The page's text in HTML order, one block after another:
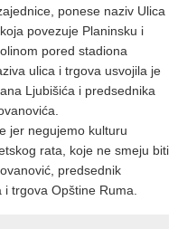
ponese naziv Ulica
povezuje Planinsku i
pored stadiona
ulica i trgova usvojila je
Ljubišića i predsednika
jer negujemo kulturu
rata, koje ne smeju biti
predsednik
trgova Opštine Ruma.